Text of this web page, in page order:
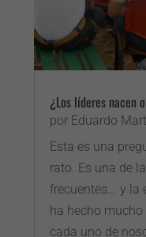
¿Los líderes nacen
por Eduardo
Esta es una
rato. Es una de
frecuentes... y la
ha hecho
cada uno de